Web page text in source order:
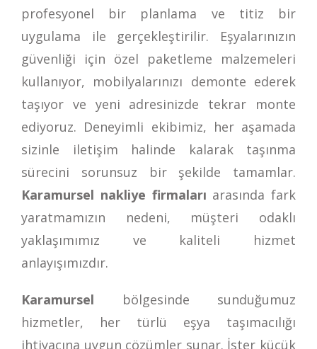
profesyonel bir planlama ve titiz bir
uygulama ile gerçekleştirilir. Eşyalarınızın
güvenliği için özel paketleme malzemeleri
kullanıyor, mobilyalarınızı demonte ederek
taşıyor ve yeni adresinizde tekrar monte
ediyoruz. Deneyimli ekibimiz, her aşamada
sizinle iletişim halinde kalarak taşınma
sürecini sorunsuz bir şekilde tamamlar.
Karamursel nakliye firmaları arasında fark
yaratmamızın nedeni, müşteri odaklı
yaklaşımımız ve kaliteli hizmet
anlayışımızdır.
Karamursel
bölgesinde sunduğumuz
hizmetler, her türlü eşya taşımacılığı
ihtiyacına uygun çözümler sunar. İster küçük